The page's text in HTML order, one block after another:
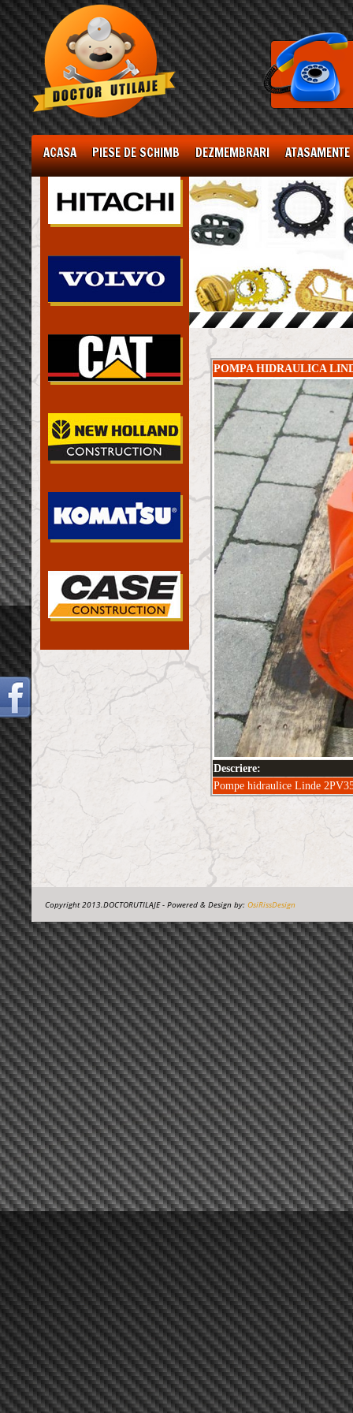
ACASA PIESE DE SCHIMB DEZMEMBRARI ATASAMENTE
POMPA HIDRAULICA
Descriere:
Pompe hidraulice Linde
Copyright 2013.DOCTORUTILAJE - Powered & Design by: OsiRissDesign